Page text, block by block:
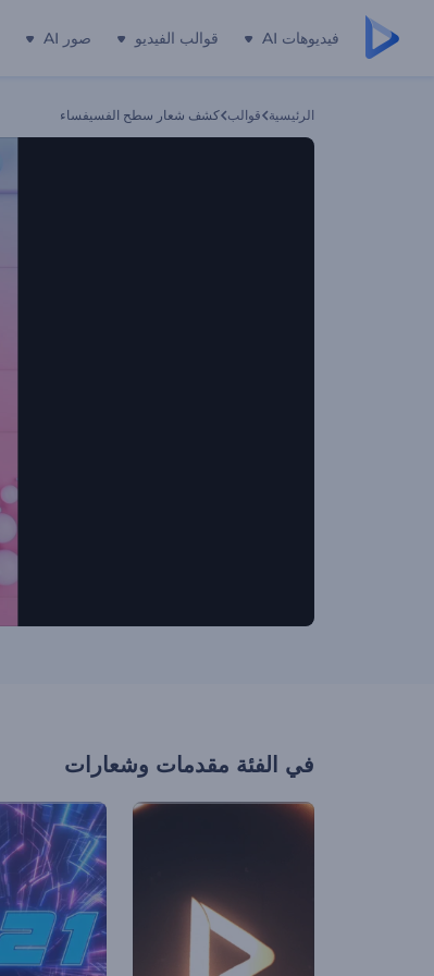
فيديوهات AI قوالب الفيديو صور AI
الرئيسية قوالب كشف شعار سطح الفسيفساء
في الفئة مقدمات وشعارات